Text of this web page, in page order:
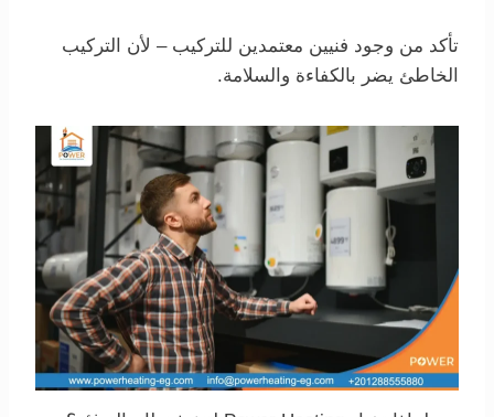
تأكد من وجود فنيين معتمدين للتركيب – لأن التركيب
الخاطئ يضر بالكفاءة والسلامة.